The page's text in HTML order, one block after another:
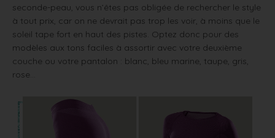
seconde-peau, vous n’êtes pas obligée de rechercher le style
à tout prix, car on ne devrait pas trop les voir, à moins que le
soleil tape fort en haut des pistes. Optez donc pour des
modèles aux tons faciles à assortir avec votre deuxième
couche ou votre pantalon : blanc, bleu marine, taupe, gris,
rose…